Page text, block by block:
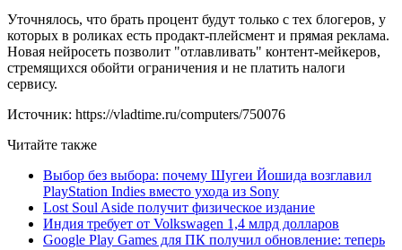
Уточнялось, что брать процент будут только с тех блогеров, у
которых в роликах есть продакт-плейсмент и прямая реклама.
Новая нейросеть позволит "отлавливать" контент-мейкеров,
стремящихся обойти ограничения и не платить налоги
сервису.
Источник: https://vladtime.ru/computers/750076
Читайте также
Выбор без выбора: почему Шугеи Йошида возглавил
PlayStation Indies вместо ухода из Sony
Lost Soul Aside получит физическое издание
Индия требует от Volkswagen 1,4 млрд долларов
Google Play Games для ПК получил обновление: теперь